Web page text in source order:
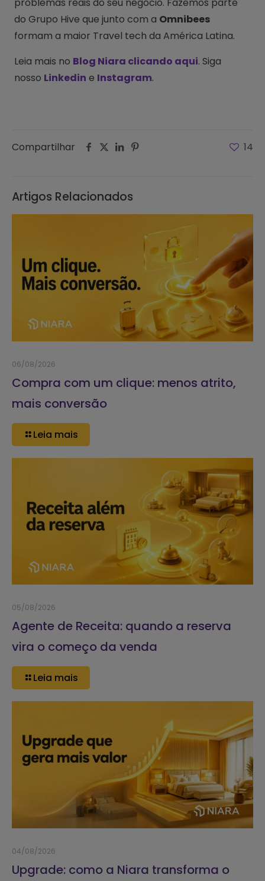
problemas reais do seu negócio. Fazemos parte
do Grupo Hive que junto com a Omnibees
formam a maior Travel tech da América Latina.
Leia mais no Blog Niara clicando aqui. Siga
nosso Linkedin e Instagram.
Compartilhar 14
Artigos Relacionados
06/08/2026
Compra com um clique: menos atrito,
mais conversão
Leia mais
05/08/2026
Agente de Receita: quando a reserva
vira o começo da venda
Leia mais
04/08/2026
Upgrade: como a Niara transforma o